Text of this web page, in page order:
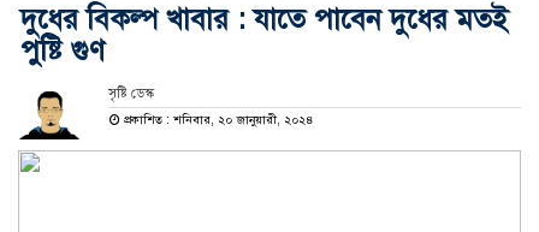
দুধের বিকল্প খাবার : যাতে পাবেন দুধের মতই
পুষ্টি গুণ
সৃষ্টি ডেস্ক
প্রকাশিত : শনিবার, ২০ জানুয়ারী, ২০২৪